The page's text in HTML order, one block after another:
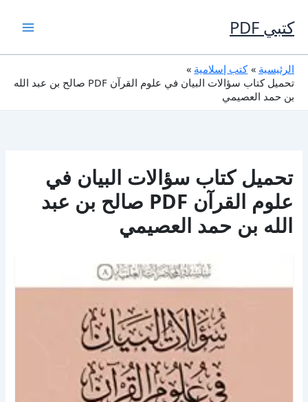
إلى
المحتوى
كتبي PDF
الرئيسية
كتب إسلامية
تحميل كتاب سؤالات البيان في علوم القرآن PDF صالح بن عبد الله
بن حمد العصيمي
تحميل كتاب سؤالات البيان في
علوم القرآن PDF صالح بن عبد
الله بن حمد العصيمي